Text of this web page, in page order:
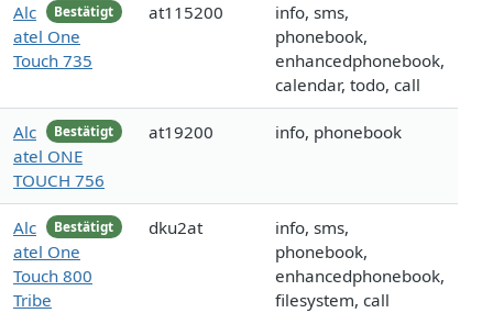
Bestätigt
Alc
atel One
Touch 735
at115200
info, sms,
phonebook,
enhancedphonebook,
calendar, todo, call
Bestätigt
Alc
atel ONE
TOUCH 756
at19200 info, phonebook
Bestätigt
Alc
atel One
Touch 800
Tribe
dku2at
info, sms,
phonebook,
enhancedphonebook,
filesystem, call